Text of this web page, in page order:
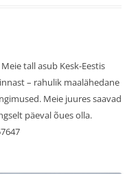
Meie tall asub Kesk-Eestis
– rahulik maalähedane
Meie juures saavad
päeval õues olla.